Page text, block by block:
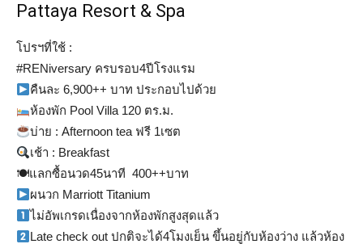
Pattaya Resort & Spa
โปรฯที่ใช้ :
#RENiversary ครบรอบ4ปีโรงแรม
คืนละ 6,900++ บาท ประกอบไปด้วย
ห้องพัก Pool Villa 120 ตร.ม.
บ่าย : Afternoon tea ฟรี 1เซต
เช้า : Breakfast
🍽แลกซื้อนวด45นาที 400++บาท
ผนวก Marriott Titanium
ไม่อัพเกรดเนื่องจากห้องพักสูงสุดแล้ว
Late check out ปกติจะได้4โมงเย็น ขึ้นอยู่กับห้องว่าง แล้วห้อง